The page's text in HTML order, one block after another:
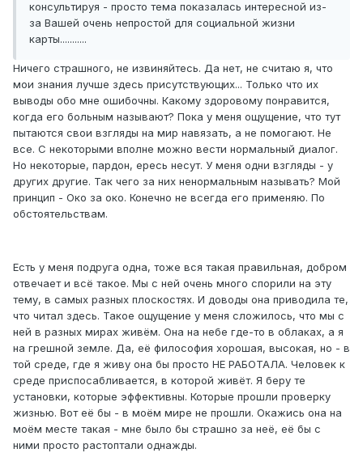
консультируя - просто тема показалась интересной из-
за Вашей очень непростой для социальной жизни
карты...........
Ничего страшного, не извиняйтесь. Да нет, не считаю я, что
мои знания лучше здесь присутствующих... Только что их
выводы обо мне ошибочны. Какому здоровому понравится,
когда его больным называют? Пока у меня ощущение, что тут
пытаются свои взгляды на мир навязать, а не помогают. Не
все. С некоторыми вполне можно вести нормальный диалог.
Но некоторые, пардон, ересь несут. У меня одни взгляды - у
других другие. Так чего за них ненормальным называть? Мой
принцип - Око за око. Конечно не всегда его применяю. По
обстоятельствам.
Есть у меня подруга одна, тоже вся такая правильная, добром
отвечает и всё такое. Мы с ней очень много спорили на эту
тему, в самых разных плоскостях. И доводы она приводила те,
что читал здесь. Такое ощущение у меня сложилось, что мы с
ней в разных мирах живём. Она на небе где-то в облаках, а я
на грешной земле. Да, её философия хорошая, высокая, но - в
той среде, где я живу она бы просто НЕ РАБОТАЛА. Человек к
среде приспосабливается, в которой живёт. Я беру те
установки, которые эффективны. Которые прошли проверку
жизнью. Вот её бы - в моём мире не прошли. Окажись она на
моём месте такая - мне было бы страшно за неё, её бы с
ними просто растоптали однажды.